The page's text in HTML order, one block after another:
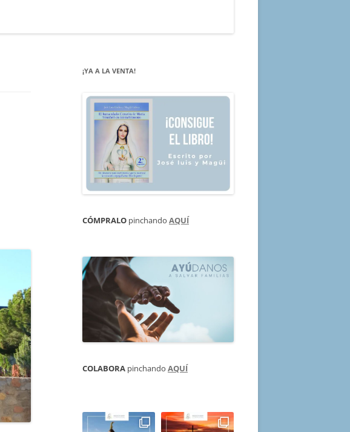
¡YA A LA VENTA!
CÓMPRALO pinchando AQUÍ
COLABORA pinchando AQUÍ